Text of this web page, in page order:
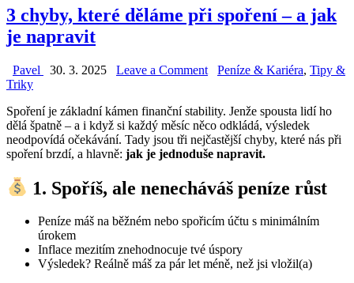
3 chyby, které děláme při spoření – a jak
je napravit
Pavel 30. 3. 2025 Leave a Commenton
které
děláme
při
spoření
a
jak
napravit
Posted
Peníze & Kariéra, Tipy &
Triky
Spoření je základní kámen finanční stability. Jenže spousta lidí ho
dělá špatně – a i když si každý měsíc něco odkládá, výsledek
neodpovídá očekávání. Tady jsou tři nejčastější chyby, které nás při
spoření brzdí, a hlavně: jak je jednoduše napravit.
1. Spoříš, ale nenecháváš peníze růst
Peníze máš na běžném nebo spořicím účtu s minimálním
úrokem
Inflace mezitím znehodnocuje tvé úspory
Výsledek? Reálně máš za pár let méně, než jsi vložil(a)